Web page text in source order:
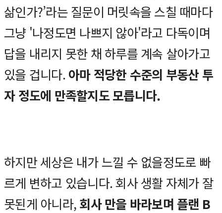
삶인가?’라는 질문이 머릿속을 스칠 때마다
그냥 '나정도면 나쁘지 않아'라고 다독이며
답을 내리지 못한 채 하루를 계속 살아가고
있을 겁니다. 아마 적당한 수준의 부동산 투
자 정도에 만족할지도 모릅니다.
하지만 세상은 내가 느낄 수 없을정도로 빠
르게 변하고 있습니다. 회사 생활 자체가 잘
못된게 아니라,회사 만을 바라보며 플랜 B